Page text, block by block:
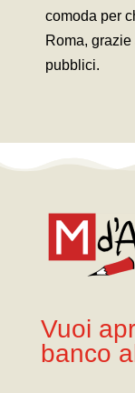
comoda per
Roma,
pubblici.
Vuoi
banco